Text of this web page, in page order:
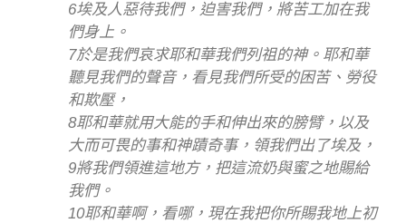
6埃及人惡待我們，迫害我們，將苦工加在我
們身上。
7於是我們哀求耶和華我們列祖的神。耶和華
聽見我們的聲音，看見我們所受的困苦、勞役
和欺壓，
8耶和華就用大能的手和伸出來的膀臂，以及
大而可畏的事和神蹟奇事，領我們出了埃及，
9將我們領進這地方，把這流奶與蜜之地賜給
我們。
10耶和華啊，看哪，現在我把你所賜我地上初